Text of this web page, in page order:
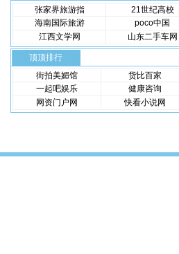
张家界旅游指
21世纪高校
海南国际旅游
poco中国
江西文学网
山东二手车网
顶顶排行
街拍美媚馆
货比百家
一起吧娱乐
健康咨询
网资门户网
快看小说网